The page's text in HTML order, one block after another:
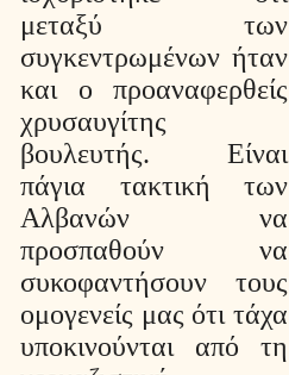
μεταξύ των
συγκεντρωμένων ήταν
και ο προαναφερθείς
χρυσαυγίτης
βουλευτής. Είναι
πάγια τακτική των
Αλβανών να
προσπαθούν να
συκοφαντήσουν τους
ομογενείς μας ότι τάχα
υποκινούνται από τη